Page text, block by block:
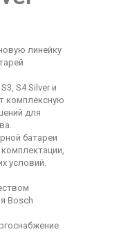
линейку
S4 Silver и
комплексную
для
батареи
условий.
Bosch